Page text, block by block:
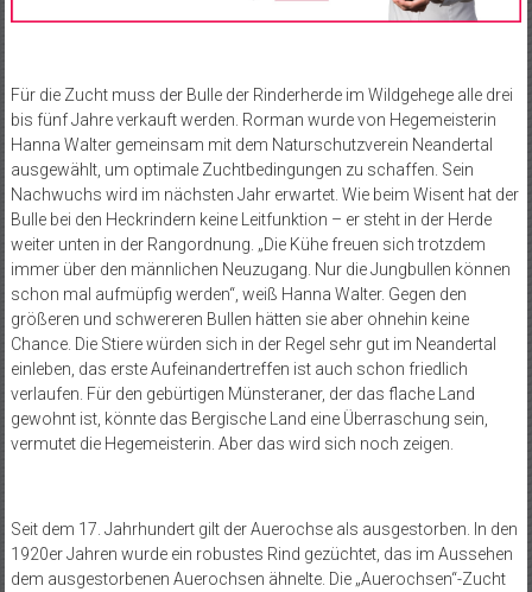
Für die Zucht muss der Bulle der Rinderherde im Wildgehege alle drei
bis fünf Jahre verkauft werden. Rorman wurde von Hegemeisterin
Hanna Walter gemeinsam mit dem Naturschutzverein Neandertal
ausgewählt, um optimale Zuchtbedingungen zu schaffen. Sein
Nachwuchs wird im nächsten Jahr erwartet. Wie beim Wisent hat der
Bulle bei den Heckrindern keine Leitfunktion – er steht in der Herde
weiter unten in der Rangordnung. „Die Kühe freuen sich trotzdem
immer über den männlichen Neuzugang. Nur die Jungbullen können
schon mal aufmüpfig werden“, weiß Hanna Walter. Gegen den
größeren und schwereren Bullen hätten sie aber ohnehin keine
Chance. Die Stiere würden sich in der Regel sehr gut im Neandertal
einleben, das erste Aufeinandertreffen ist auch schon friedlich
verlaufen. Für den gebürtigen Münsteraner, der das flache Land
gewohnt ist, könnte das Bergische Land eine Überraschung sein,
vermutet die Hegemeisterin. Aber das wird sich noch zeigen.
Seit dem 17. Jahrhundert gilt der Auerochse als ausgestorben. In den
1920er Jahren wurde ein robustes Rind gezüchtet, das im Aussehen
dem ausgestorbenen Auerochsen ähnelte. Die „Auerochsen“-Zucht